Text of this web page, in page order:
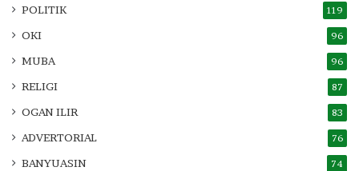
POLITIK 119
OKI 96
MUBA 96
RELIGI 87
OGAN ILIR 83
ADVERTORIAL 76
BANYUASIN 74